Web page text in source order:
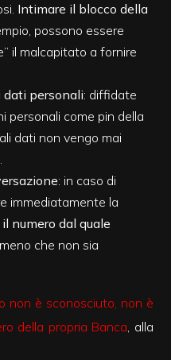
Intimare il blocco della
possono essere
il malcapitato a fornire
dati personali: diffidate
personali come pin della
dati non vengo mai
: in caso di
immediatamente la
numero dal quale
che non sia
non è sconosciuto, non è
della propria Banca, alla